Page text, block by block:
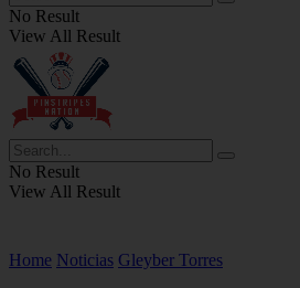
No Result
View All Result
No Result
View All Result
Home Noticias Gleyber Torres